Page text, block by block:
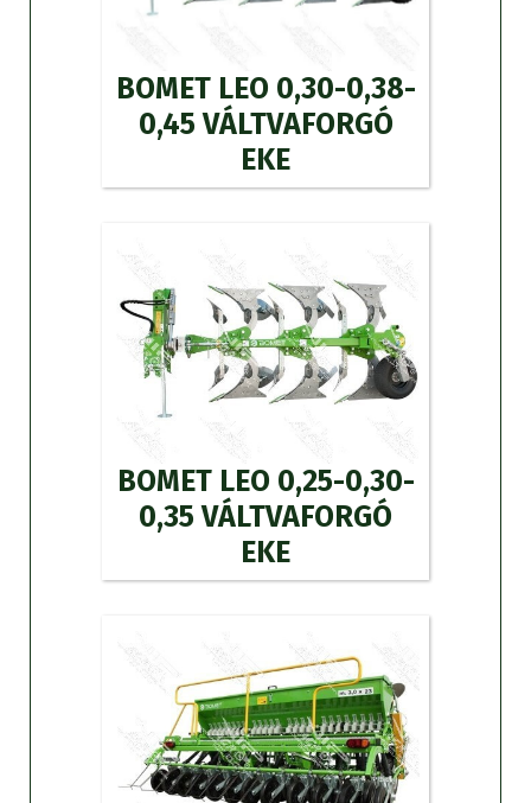
BOMET LEO 0,30-0,38-
0,45 VÁLTVAFORGÓ
EKE
BOMET LEO 0,25-0,30-
0,35 VÁLTVAFORGÓ
EKE